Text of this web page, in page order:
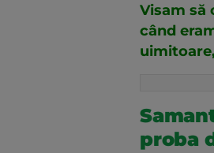
Visam să
când
proba